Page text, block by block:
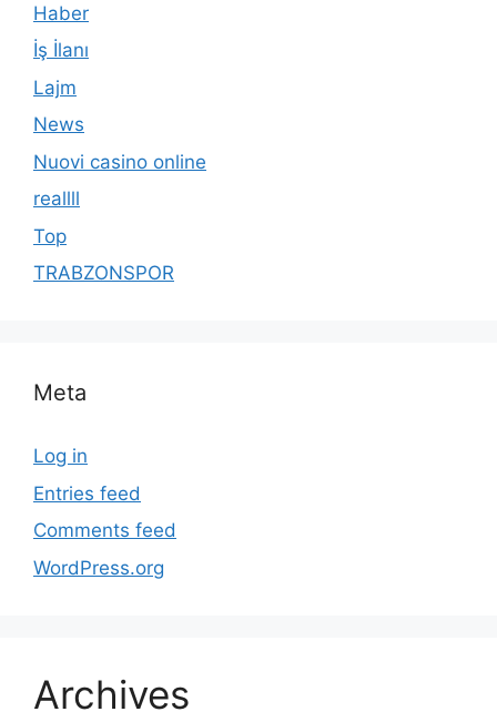
Haber
İş İlanı
Lajm
News
Nuovi casino online
reallll
Top
TRABZONSPOR
Meta
Log in
Entries feed
Comments feed
WordPress.org
Archives